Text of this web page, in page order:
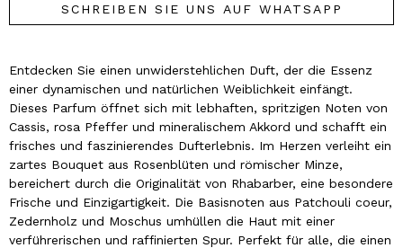
SCHREIBEN SIE UNS AUF WHATSAPP
Entdecken Sie einen unwiderstehlichen Duft, der die Essenz
einer dynamischen und natürlichen Weiblichkeit einfängt.
Dieses Parfum öffnet sich mit lebhaften, spritzigen Noten von
Cassis, rosa Pfeffer und mineralischem Akkord und schafft ein
frisches und faszinierendes Dufterlebnis. Im Herzen verleiht ein
zartes Bouquet aus Rosenblüten und römischer Minze,
bereichert durch die Originalität von Rhabarber, eine besondere
Frische und Einzigartigkeit. Die Basisnoten aus Patchouli coeur,
Zedernholz und Moschus umhüllen die Haut mit einer
verführerischen und raffinierten Spur. Perfekt für alle, die einen